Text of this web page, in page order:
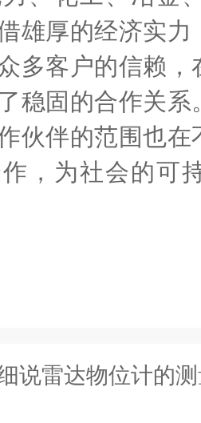
雄厚的经济实
多客户的信赖
稳固的合作关
伙伴的范围也
，为社会的可
说雷达物位计的